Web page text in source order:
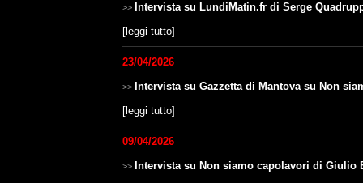
>> Intervista su LundiMatin.fr di Serge
[leggi tutto]
23/04/2026
>> Intervista su Gazzetta di Mantova su Non
[leggi tutto]
09/04/2026
>> Intervista su Non siamo capolavori di Giulio